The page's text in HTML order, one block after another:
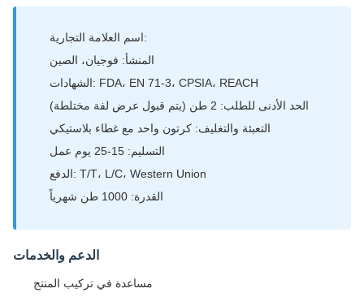
اسم العلامة التجارية:
المنشأ: فوجيان، الصين
الشهادات: FDA، EN 71-3، CPSIA، REACH
الحد الأدنى للطلب: 2 طن (يتم قبول عرض لفة مختلطة)
التعبئة والتغليف: كرتون واحد مع غطاء بلاستيكي
التسليم: 15-25 يوم عمل
الدفع: T/T، L/C، Western Union
القدرة: 1000 طن شهرياً
الدعم والخدمات
مساعدة في تركيب المنتج